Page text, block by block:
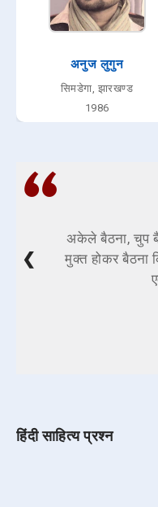
अनुज लुगुन
सिमडेगा, झारखण्ड
1986
अकेले बैठना, चुप
मुक्त होकर बैठना
❮
हिंदी साहित्य प्रश्न